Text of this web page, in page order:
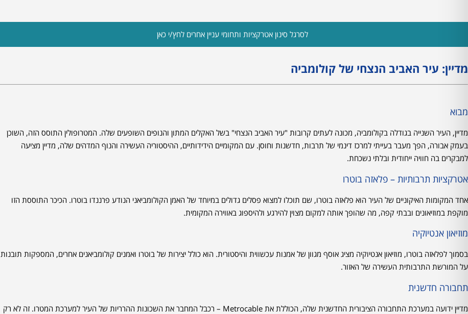
לסרגל סינון אטרקציות ותחומי עניין אחרים לחץ/י כאן
מדיין: עיר האביב הנצחי של קולומביה
מבוא
מדיין, העיר השנייה בגודלה בקולומביה, מכונה לעתים קרובות "עיר האביב הנצחי" בשל האקלים המתון והנופים השופעים שלה. המטרופולין התוסס הזה, השוכן
בעמק אבורה, הפך מעבר בעייתי למרכז דינמי של תרבות, חדשנות וחוסן. עם המקומיים הידידותיים, ההיסטוריה העשירה והנוף המדהים שלה, מדיין מציעה
למבקרים בה חוויה ייחודית ובלתי נשכחת.
אטרקציות תרבותיות – פלאזה בוטרו
אחד המקומות האיקוניים של העיר הוא פלאזה בוטרו, שם תוכלו למצוא פסלים גדולים במיוחד של האמן הקולומביאני הנודע פרננדו בוטרו. הכיכר התוססת הזו
מוקפת במוזיאונים ובבתי קפה, מה שהופך אותה למקום מצוין להירגע ולהיספוג באווירה המקומית.
מוזיאון אנטיוקיה
בסמוך לפלאזה בוטרו, מוזיאון אנטיוקיה מציג אוסף מגוון של אמנות עכשווית והיסטורית. הוא כולל יצירות של בוטרו ואמנים קולומביאנים אחרים, המספקות תובנות
על המורשת התרבותית העשירה של האזור.
תחבורה חדשנית
מדיין ידועה במערכת התחבורה הציבורית החדשנית שלה, הכוללת את Metrocable – רכבל המחבר את השכונות ההרריות של העיר למערכת המטרו. זה לא רק